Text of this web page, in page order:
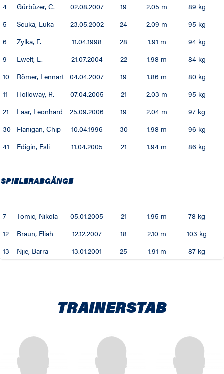
99 / 00
98 / 99
96 / 97
95 / 96
93 / 94
91 / 92
90 / 91
88 / 89
4
Gürbüzer, C. 02.08.2007 19 2.05 m
89 kg
5
Scuka, Luka 23.05.2002 24 2.09 m
95 kg
6
Zylka, F. 11.04.1998 28 1.91 m
94 kg
9
Ewelt, L. 21.07.2004 22 1.98 m
84 kg
10
Römer, Lennart 04.04.2007 19 1.86 m
80 kg
11
Holloway, R. 07.04.2005 21 2.03 m
95 kg
21
Laar, Leonhard 25.09.2006 19 2.04 m
97 kg
30
Flanigan, Chip 10.04.1996 30 1.98 m
96 kg
41
Edigin, Esli 11.04.2005 21 1.94 m 86 kg
SPIELERABGÄNGE
7 Tomic, Nikola 05.01.2005 21 1.95 m
78 kg
12
Braun, Eliah 12.12.2007 18 2.10 m
103 kg
13
Njie, Barra 13.01.2001 25 1.91 m 87 kg
TRAINERSTAB